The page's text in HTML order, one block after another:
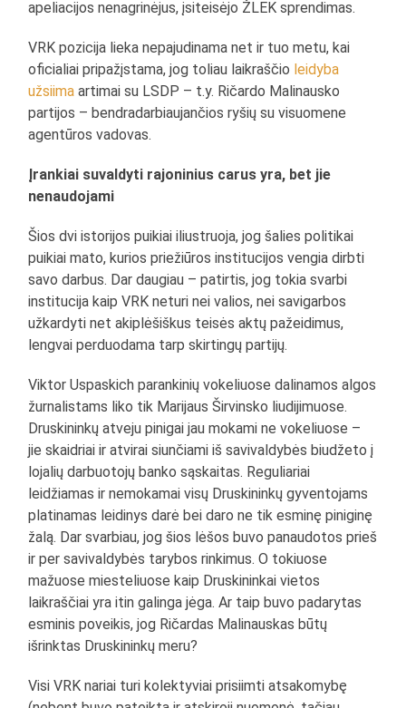
apeliacijos nenagrinėjus, įsiteisėjo ŽLEK sprendimas.
VRK pozicija lieka nepajudinama net ir tuo metu, kai
oficialiai pripažįstama, jog toliau laikraščio leidyba
užsiima artimai su LSDP – t.y. Ričardo Malinausko
partijos – bendradarbiaujančios ryšių su visuomene
agentūros vadovas.
Įrankiai suvaldyti rajoninius carus yra, bet jie
nenaudojami
Šios dvi istorijos puikiai iliustruoja, jog šalies politikai
puikiai mato, kurios priežiūros institucijos vengia dirbti
savo darbus. Dar daugiau – patirtis, jog tokia svarbi
institucija kaip VRK neturi nei valios, nei savigarbos
užkardyti net akiplėšiškus teisės aktų pažeidimus,
lengvai perduodama tarp skirtingų partijų.
Viktor Uspaskich parankinių vokeliuose dalinamos algos
žurnalistams liko tik Marijaus Širvinsko liudijimuose.
Druskininkų atveju pinigai jau mokami ne vokeliuose –
jie skaidriai ir atvirai siunčiami iš savivaldybės biudžeto į
lojalių darbuotojų banko sąskaitas. Reguliariai
leidžiamas ir nemokamai visų Druskininkų gyventojams
platinamas leidinys darė bei daro ne tik esminę piniginę
žalą. Dar svarbiau, jog šios lėšos buvo panaudotos prieš
ir per savivaldybės tarybos rinkimus. O tokiuose
mažuose miesteliuose kaip Druskininkai vietos
laikraščiai yra itin galinga jėga. Ar taip buvo padarytas
esminis poveikis, jog Ričardas Malinauskas būtų
išrinktas Druskininkų meru?
Visi VRK nariai turi kolektyviai prisiimti atsakomybę